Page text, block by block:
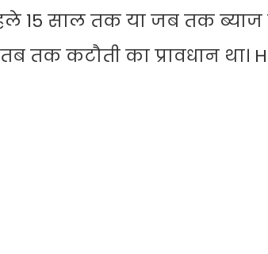
15 साल तक या जब तक
तक कटौती का प्रावधान था।